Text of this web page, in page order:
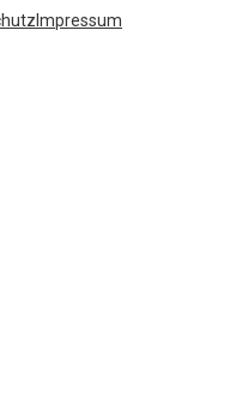
Impressum